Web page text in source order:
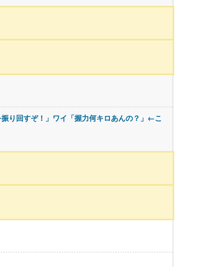
り回すぞ！」ワイ「握力何キロあんの？」←こ